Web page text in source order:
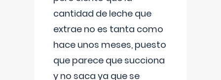
cantidad de leche que
extrae no es tanta como
hace unos meses, puesto
que parece que succiona
y no saca ya que se